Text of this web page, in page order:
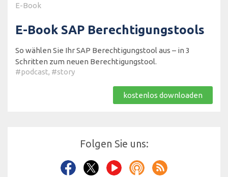
E-Book
E-Book SAP Berechtigungstools
So wählen Sie Ihr SAP Berechtigungstool aus – in 3
Schritten zum neuen Berechtigungstool.
#podcast, #story
kostenlos downloaden
Folgen Sie uns: